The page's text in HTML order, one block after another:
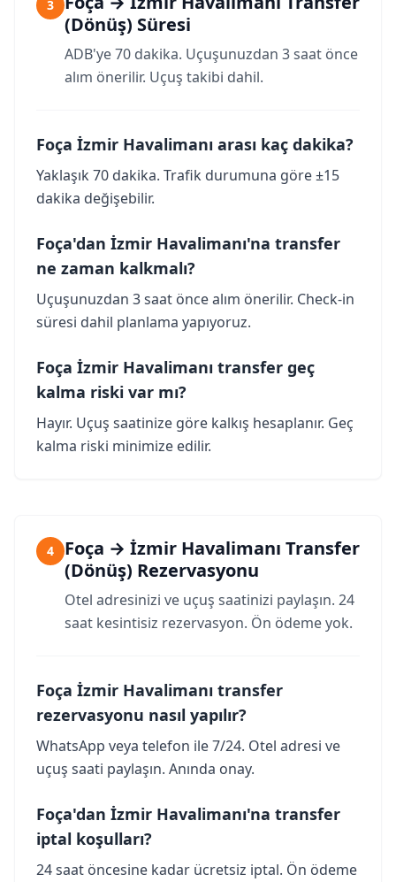
3
(Dönüş) Süresi
ADB'ye 70 dakika. Uçuşunuzdan 3 saat önce
alım önerilir. Uçuş takibi dahil.
Foça İzmir Havalimanı arası kaç dakika?
Yaklaşık 70 dakika. Trafik durumuna göre ±15
dakika değişebilir.
Foça'dan İzmir Havalimanı'na transfer
ne zaman kalkmalı?
Uçuşunuzdan 3 saat önce alım önerilir. Check-in
süresi dahil planlama yapıyoruz.
Foça İzmir Havalimanı transfer geç
kalma riski var mı?
Hayır. Uçuş saatinize göre kalkış hesaplanır. Geç
kalma riski minimize edilir.
4
Foça → İzmir Havalimanı Transfer
(Dönüş) Rezervasyonu
Otel adresinizi ve uçuş saatinizi paylaşın. 24
saat kesintisiz rezervasyon. Ön ödeme yok.
Foça İzmir Havalimanı transfer
rezervasyonu nasıl yapılır?
WhatsApp veya telefon ile 7/24. Otel adresi ve
uçuş saati paylaşın. Anında onay.
Foça'dan İzmir Havalimanı'na transfer
iptal koşulları?
24 saat öncesine kadar ücretsiz iptal. Ön ödeme